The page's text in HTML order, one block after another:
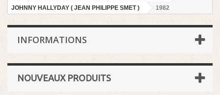
JOHNNY HALLYDAY ( JEAN PHILIPPE SMET )
1982
INFORMATIONS
NOUVEAUX PRODUITS